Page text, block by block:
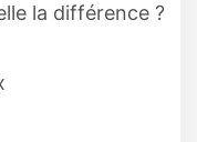
la différence ?